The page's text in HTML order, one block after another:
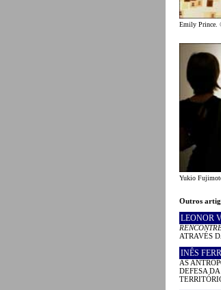
Emily Prince.
Yukio
Outros
LEONOR
ATRAVÉS
INÊS
AS
DEFESA